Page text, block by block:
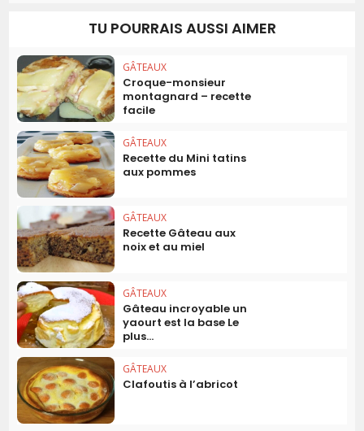
TU POURRAIS AUSSI AIMER
GÂTEAUX
Croque-monsieur
montagnard – recette
facile
GÂTEAUX
Recette du Mini tatins
aux pommes
GÂTEAUX
Recette Gâteau aux
noix et au miel
GÂTEAUX
Gâteau incroyable un
yaourt est la base Le
plus...
GÂTEAUX
Clafoutis à l’abricot